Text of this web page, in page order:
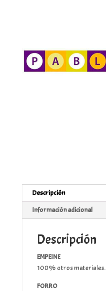
Descripción
Información adicional
Descripción
EMPEINE
100% otros materiales.
FORRO